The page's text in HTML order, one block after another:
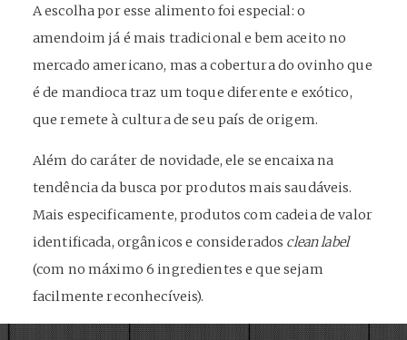
A escolha por esse alimento foi especial: o
amendoim já é mais tradicional e bem aceito no
mercado americano, mas a cobertura do ovinho que
é de mandioca traz um toque diferente e exótico,
que remete à cultura de seu país de origem.
Além do caráter de novidade, ele se encaixa na
tendência da busca por produtos mais saudáveis.
Mais especificamente, produtos com cadeia de valor
identificada, orgânicos e considerados clean label
(com no máximo 6 ingredientes e que sejam
facilmente reconhecíveis).